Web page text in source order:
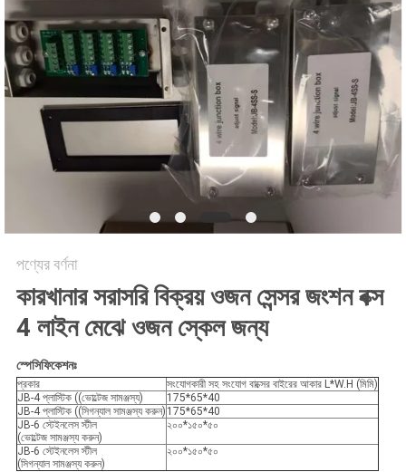
একটি
উদ্ধৃতি
অনুরোধ
করুন
PRIVACY
POLICY
পণ্যের বর্ণনা
কারখানার সরাসরি বিক্রয় ওজন সেন্সর জংশন বক্স
4 লাইন মেঝে ওজন স্কেল জন্য
স্পেসিফিকেশনঃ
প্রকার
সংযোগকারী সহ সংযোগ বাক্সের বাইরের আকার L*W.H (মিমি)
JB-4 প্লাস্টিক ((ভোল্টেজ সামঞ্জস্য)
175*65*40
JB-4 প্লাস্টিক ((সিগন্যাল সামঞ্জস্য করুন) 175*65*40
JB-6 স্টেইনলেস স্টীল
(ভোল্টেজ সামঞ্জস্য করুন)
২০০*১৫০*৫০
JB-6 স্টেইনলেস স্টীল
(সিগন্যাল সামঞ্জস্য করুন)
২০০*১৫০*৫০